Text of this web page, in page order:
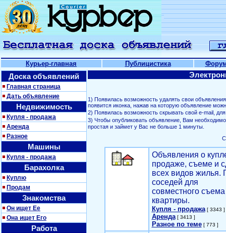
Курьер-главная Публицистика
Доска объявлений
Главная страница
Дать объявление
Недвижимость
Купля - продажа
Аренда
Разное
Машины
Купля - продажа
Барахолка
Куплю
Продам
Знакомства
Он ищет Ее
Она ищет Его
Работа
1) Появилась возможность удалять свои
появится иконка, нажав на которую объявление
2) Появилась возможность скрывать свой е-mail,
3) Чтобы опубликовать объявление, Вам
простая и займет у Вас не больше 1 минуты.
Объявления о
продаже, съеме и
всех видов жилья.
соседей для
совместного съема
квартиры.
Купля - продажа[ 3343 ]
Аренда[ 3413 ]
Разное по теме[ 773 ]